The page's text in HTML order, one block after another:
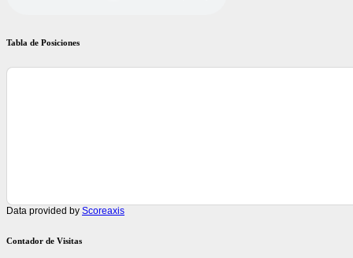
Tabla de Posiciones
Data provided by Scoreaxis
Contador de Visitas